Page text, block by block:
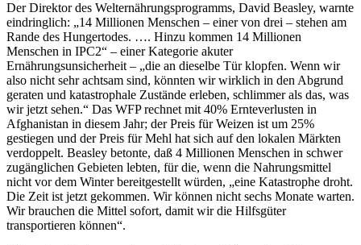
Der Direktor des Welternährungsprogramms, David Beasley, warnte
eindringlich: „14 Millionen Menschen – einer von drei – stehen am
Rande des Hungertodes. …. Hinzu kommen 14 Millionen
Menschen in IPC2“ – einer Kategorie akuter
Ernährungsunsicherheit – „die an dieselbe Tür klopfen. Wenn wir
also nicht sehr achtsam sind, könnten wir wirklich in den Abgrund
geraten und katastrophale Zustände erleben, schlimmer als das, was
wir jetzt sehen.“ Das WFP rechnet mit 40% Ernteverlusten in
Afghanistan in diesem Jahr; der Preis für Weizen ist um 25%
gestiegen und der Preis für Mehl hat sich auf den lokalen Märkten
verdoppelt. Beasley betonte, daß 4 Millionen Menschen in schwer
zugänglichen Gebieten lebten, für die, wenn die Nahrungsmittel
nicht vor dem Winter bereitgestellt würden, „eine Katastrophe droht.
Die Zeit ist jetzt gekommen. Wir können nicht sechs Monate warten.
Wir brauchen die Mittel sofort, damit wir die Hilfsgüter
transportieren können“.